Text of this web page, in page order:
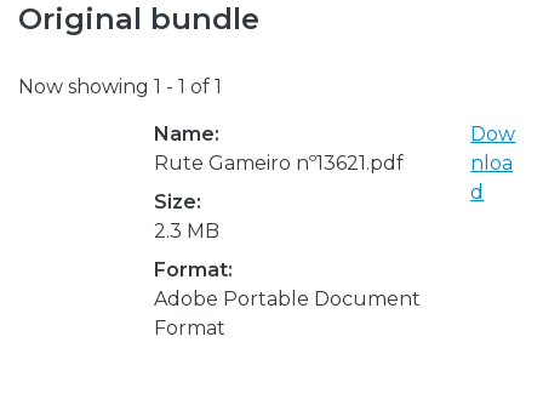
Original bundle
Now showing 1 - 1 of 1
Name:
Rute Gameiro nº13621.pdf
Size:
2.3 MB
Format:
Adobe Portable Document
Format
Dow
nloa
d